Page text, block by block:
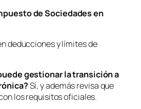
de Sociedades en
deducciones y límites de
gestionar la transición a
nica?Sí, y además revisa que
los requisitos oficiales.